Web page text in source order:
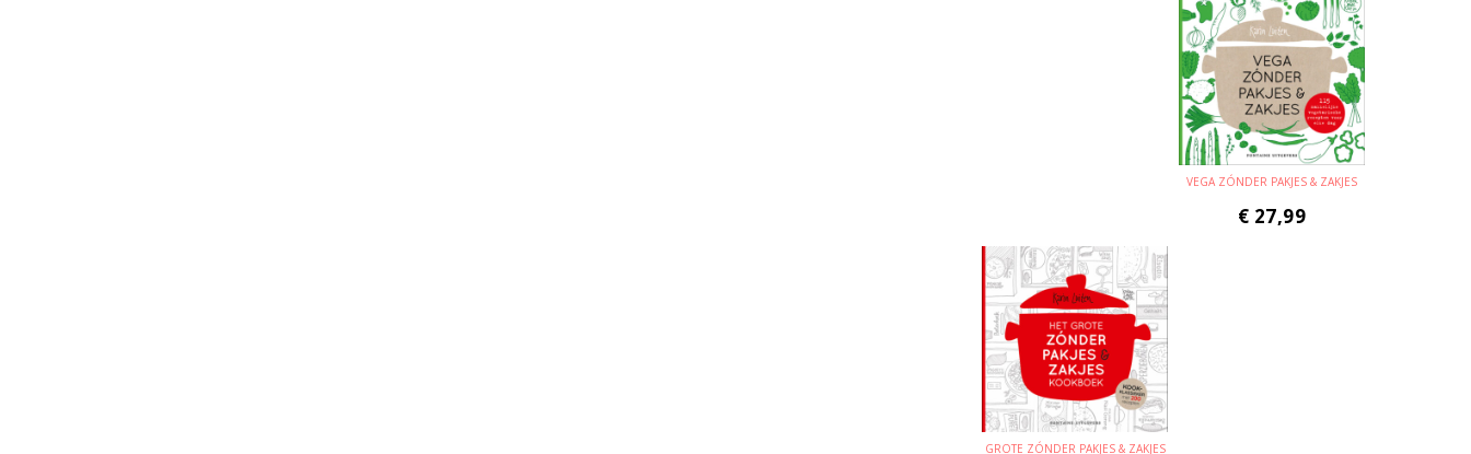
VEGA ZÓNDER PAKJES & ZAKJES
€ 27,99
GROTE ZÓNDER PAKJES & ZAKJES